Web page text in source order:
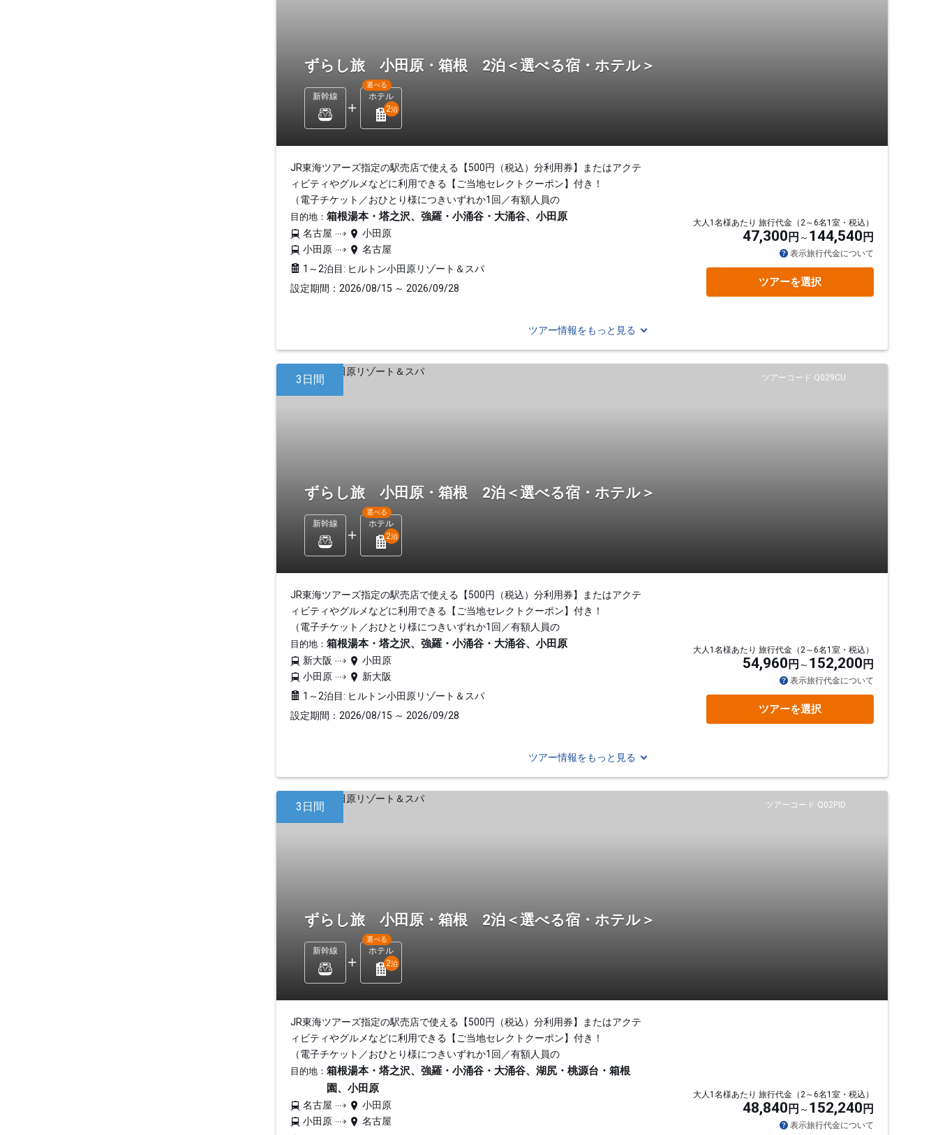
ずらし旅 小田原・箱根 2泊＜選べる宿・ホテル＞
新幹線 ホテル
選べる
2泊
JR東海ツアーズ指定の駅売店で使える【500円（税込）分利用券】またはアクテ
ィビティやグルメなどに利用できる【ご当地セレクトクーポン】付き！
（電子チケット／おひとり様につきいずれか1回／有額人員の
目的地： 箱根湯本・塔之沢、強羅・小涌谷・大涌谷、小田原
名古屋
小田原
小田原
名古屋
1～2泊目: ヒルトン小田原リゾート＆スパ
設定期間：2026/08/15 ～ 2026/09/28
大人1名様あたり 旅行代金（2～6名1室・税込）
47,300 円 144,540 円
表示旅行代金について
ツアーを選択
ツアー情報をもっと見る
ツアーコード Q029CU
3日間
ずらし旅 小田原・箱根 2泊＜選べる宿・ホテル＞
新幹線 ホテル
選べる
2泊
JR東海ツアーズ指定の駅売店で使える【500円（税込）分利用券】またはアクテ
ィビティやグルメなどに利用できる【ご当地セレクトクーポン】付き！
（電子チケット／おひとり様につきいずれか1回／有額人員の
目的地： 箱根湯本・塔之沢、強羅・小涌谷・大涌谷、小田原
新大阪
小田原
小田原
新大阪
1～2泊目: ヒルトン小田原リゾート＆スパ
設定期間：2026/08/15 ～ 2026/09/28
大人1名様あたり 旅行代金（2～6名1室・税込）
54,960 円 152,200 円
表示旅行代金について
ツアーを選択
ツアー情報をもっと見る
ツアーコード Q02PID
3日間
ずらし旅 小田原・箱根 2泊＜選べる宿・ホテル＞
新幹線 ホテル
選べる
2泊
JR東海ツアーズ指定の駅売店で使える【500円（税込）分利用券】またはアクテ
ィビティやグルメなどに利用できる【ご当地セレクトクーポン】付き！
（電子チケット／おひとり様につきいずれか1回／有額人員の
目的地： 箱根湯本・塔之沢、強羅・小涌谷・大涌谷、湖尻・桃源台・箱根
園、小田原
名古屋
小田原
小田原
名古屋
大人1名様あたり 旅行代金（2～6名1室・税込）
48,840 円 152,240 円
表示旅行代金について